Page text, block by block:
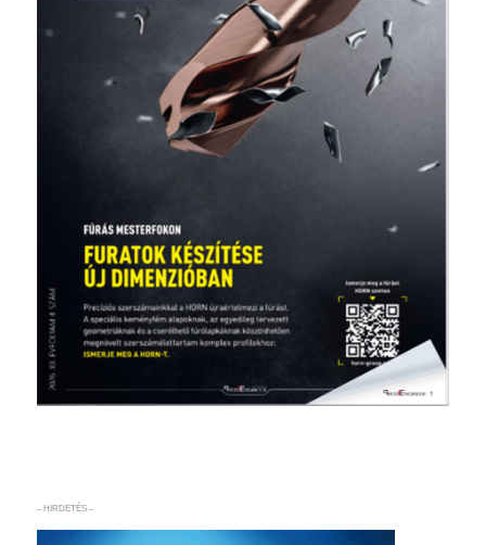
– HIRDETÉS –